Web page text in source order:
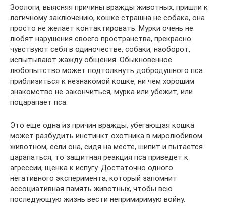
Зоологи, выясняя причины вражды животных, пришли к
логичному заключению, кошке страшна не собака, она
просто не желает контактировать. Мурки очень не
любят нарушения своего пространства, прекрасно
чувствуют себя в одиночестве, собаки, наоборот,
испытывают жажду общения. Обыкновенное
любопытство может подтолкнуть добродушного пса
приблизиться к незнакомой кошке, ни чем хорошим
знакомство не закончиться, мурка или убежит, или
поцарапает пса.
Это еще одна из причин вражды, убегающая кошка
может разбудить инстинкт охотника в миролюбивом
животном, если она, сидя на месте, шипит и пытается
царапаться, то защитная реакция пса приведет к
агрессии, щенка к испугу. Достаточно одного
негативного эксперимента, который запомнит
ассоциативная память животных, чтобы всю
последующую жизнь вести непримиримую войну.